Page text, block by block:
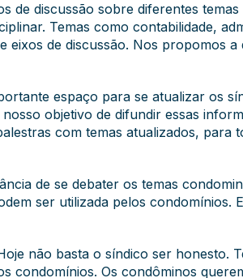
de discussão sobre diferentes temas
Temas como contabilidade,
de discussão. Nos propomos a
espaço para se atualizar os
objetivo de difundir essas
com temas atualizados, para
de se debater os temas
ser utilizada pelos condomínios.
não basta o síndico ser honesto.
condomínios. Os condôminos